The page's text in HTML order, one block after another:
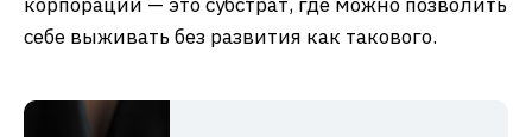
себе выживать без развития как такового.